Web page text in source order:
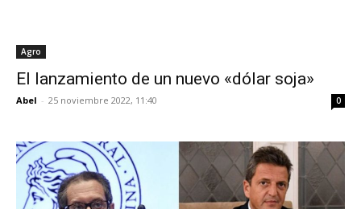
Agro
El lanzamiento de un nuevo «dólar soja»
Abel - 25 noviembre 2022, 11:40 0